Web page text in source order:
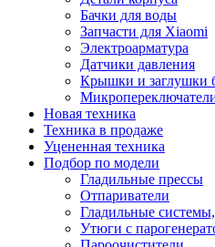
Бачки для воды
Запчасти для Xiaomi
Электроарматура
Датчики давления
Крышки и заглушки
Новая техника
Техника в продаже
Уцененная техника
Подбор по модели
Гладильные прессы
Отпариватели
Гладильные
Утюги с